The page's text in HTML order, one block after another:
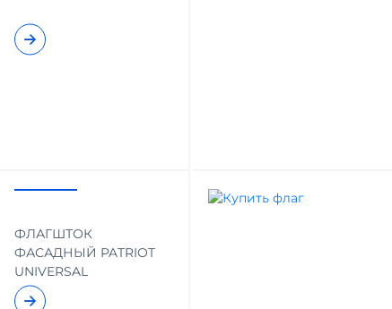
ФЛАГШТОК
ФАСАДНЫЙ PATRIOT
UNIVERSAL